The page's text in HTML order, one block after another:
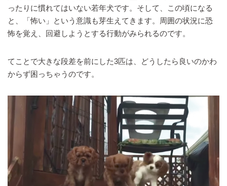
ったりに慣れてはいない若年犬です。そして、この頃になる
と、「怖い」という意識も芽生えてきます。周囲の状況に恐
怖を覚え、回避しようとする行動がみられるのです。
てことで大きな段差を前にした3匹は、どうしたら良いのかわ
からず困っちゃうのです。